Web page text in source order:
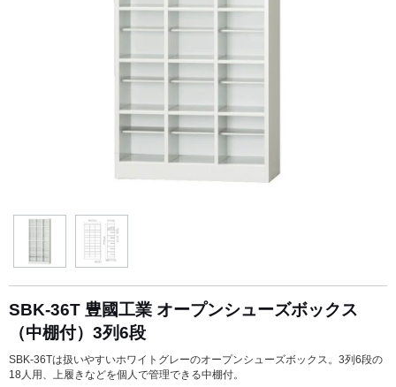
SBK-36T 豊國工業 オープンシューズボックス
（中棚付）3列6段
SBK-36Tは扱いやすいホワイトグレーのオープンシューズボックス。3列6段の
18人用、上履きなどを個人で管理できる中棚付。